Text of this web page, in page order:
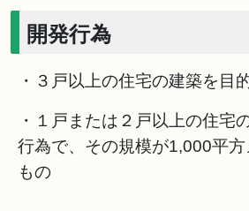
開発行為
・３戸以上の住宅の建築を目
・１戸または２戸以上の住宅
行為で、その規模が1,000平
もの